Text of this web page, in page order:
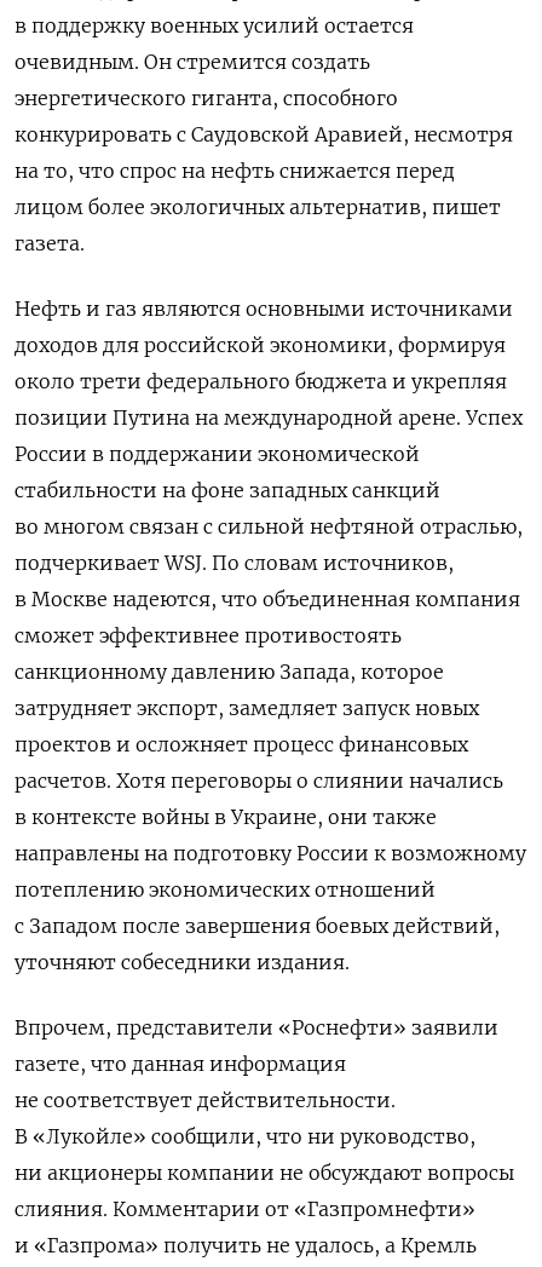
в поддержку военных усилий остается
очевидным. Он стремится создать
энергетического гиганта, способного
конкурировать с Саудовской Аравией, несмотря
на то, что спрос на нефть снижается перед
лицом более экологичных альтернатив, пишет
газета.
Нефть и газ являются основными источниками
доходов для российской экономики, формируя
около трети федерального бюджета и укрепляя
позиции Путина на международной арене. Успех
России в поддержании экономической
стабильности на фоне западных санкций
во многом связан с сильной нефтяной отраслью,
подчеркивает WSJ. По словам источников,
в Москве надеются, что объединенная компания
сможет эффективнее противостоять
санкционному давлению Запада, которое
затрудняет экспорт, замедляет запуск новых
проектов и осложняет процесс финансовых
расчетов. Хотя переговоры о слиянии начались
в контексте войны в Украине, они также
направлены на подготовку России к возможному
потеплению экономических отношений
с Западом после завершения боевых действий,
уточняют собеседники издания.
Впрочем, представители «Роснефти» заявили
газете, что данная информация
не соответствует действительности.
В «Лукойле» сообщили, что ни руководство,
ни акционеры компании не обсуждают вопросы
слияния. Комментарии от «Газпромнефти»
и «Газпрома» получить не удалось, а Кремль